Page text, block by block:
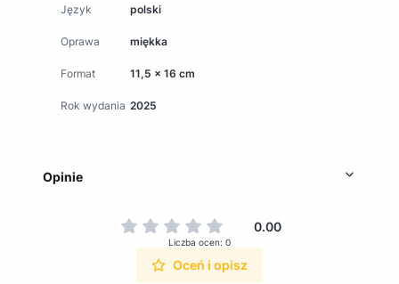
Język polski
Oprawa miękka
Format 11,5 x 16 cm
Rok wydania 2025
Opinie
0.00
Liczba ocen: 0
Oceń i opisz